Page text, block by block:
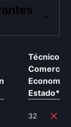
Técnico
Comercial
Estado**
32